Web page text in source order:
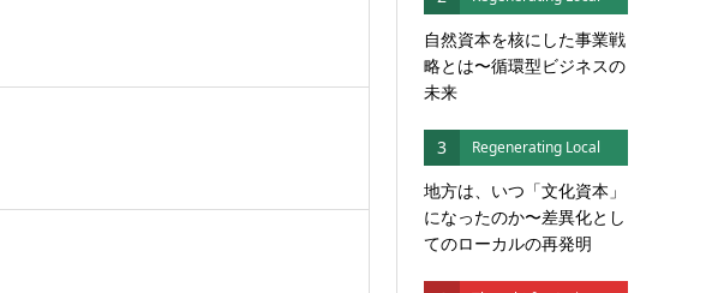
自然資本を核にした事業戦
略とは〜循環型ビジネスの
未来
3 Regenerating Local
地方は、いつ「文化資本」
になったのか〜差異化とし
てのローカルの再発明